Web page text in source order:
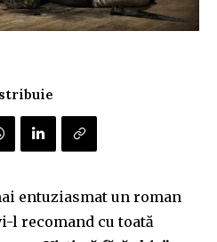
entuziasmat un roman
l recomand cu toată